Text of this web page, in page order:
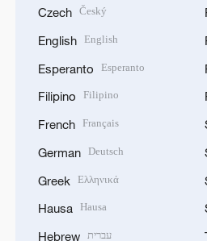
Czech Český
English English
Esperanto Esperanto
Filipino Filipino
French Français
German Deutsch
Greek Ελληνικά
Hausa Hausa
Hebrew עברית